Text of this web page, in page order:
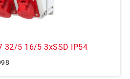
32/5 16/5 3xSSD IP54